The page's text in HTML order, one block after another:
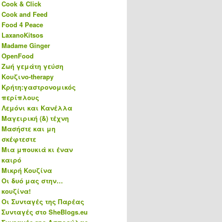
Cook & Click
Cook and Feed
Food 4 Peace
LaxanoKitsos
Madame Ginger
OpenFood
Ζωή γεμάτη γεύση
Κουζινο-therapy
Κρήτη:γαστρονομικός
περίπλους
Λεμόνι και Κανέλλα
Μαγειρική (&) τέχνη
Μασήστε και μη
σκέφτεστε
Μια μπουκιά κι έναν
καιρό
Μικρή Κουζίνα
Οι δυό μας στην…
κουζίνα!
Οι Συνταγές της Παρέας
Συνταγές στο SheBlogs.eu